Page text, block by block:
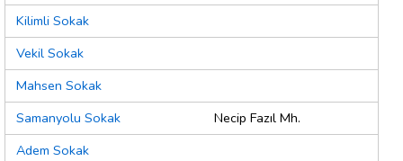
Kilimli Sokak
Vekil Sokak
Mahsen Sokak
Samanyolu Sokak
Necip Fazıl Mh.
Adem Sokak